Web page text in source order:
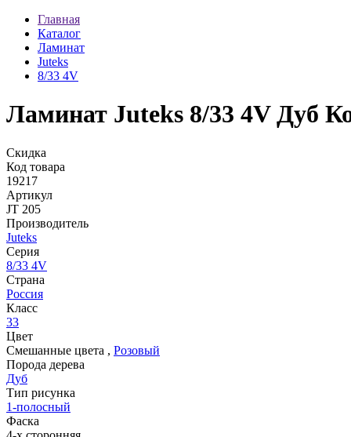
Главная
Каталог
Ламинат
Juteks
8/33 4V
Ламинат Juteks 8/33 4V Дуб
Скидка
Код товара
19217
Артикул
JT 205
Производитель
Juteks
Серия
8/33 4V
Страна
Россия
Класс
33
Цвет
Смешанные цвета , Розовый
Порода дерева
Дуб
Тип рисунка
1-полосный
Фаска